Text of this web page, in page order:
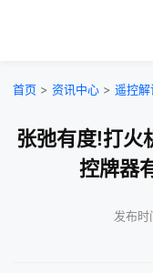
首页 > 资讯中心 > 遥控解
张弛有度!打火
控牌器
发布